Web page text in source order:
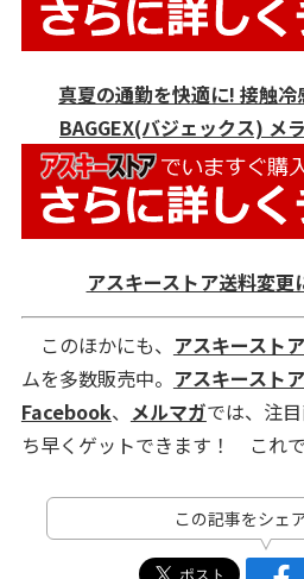
真夏の通勤を快適に! 接触
BAGGEX(バジェックス) メ
アスキーストア送料変更
このほかにも、 アスキーストア
ムを多数販売中。 アスキースト
Facebook、 メルマガでは、注
ち早くゲットできます！ これ
この記事をシェ